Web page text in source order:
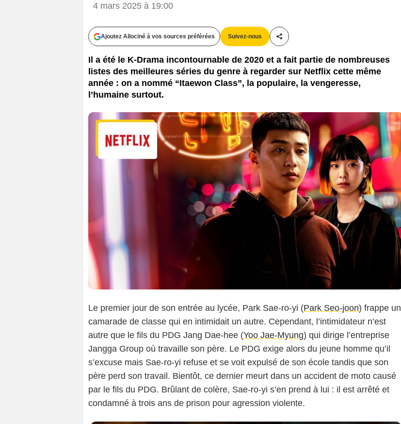
4 mars 2025 à 19:00
Ajoutez Allociné à vos sources préférées Suivez-nous
Partager cet article
Il a été le K-Drama incontournable de 2020 et a fait partie de nombreuses
listes des meilleures séries du genre à regarder sur Netflix cette même
année : on a nommé “Itaewon Class”, la populaire, la vengeresse,
l’humaine surtout.
Le premier jour de son entrée au lycée, Park Sae-ro-yi (Park Seo-joon) frappe un
camarade de classe qui en intimidait un autre. Cependant, l’intimidateur n’est
autre que le fils du PDG Jang Dae-hee (Yoo Jae-Myung) qui dirige l’entreprise
Jangga Group où travaille son père. Le PDG exige alors du jeune homme qu’il
s’excuse mais Sae-ro-yi refuse et se voit expulsé de son école tandis que son
père perd son travail. Bientôt, ce dernier meurt dans un accident de moto causé
par le fils du PDG. Brûlant de colère, Sae-ro-yi s’en prend à lui : il est arrêté et
condamné à trois ans de prison pour agression violente.